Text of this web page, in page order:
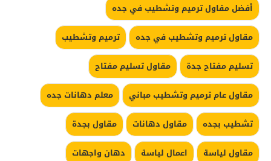
أفضل مقاول ترميم وتشطيب في جده
مقاول ترميم وتشطيب في جده
ترميم وتشطيب
تسليم مفتاح جدة
مقاول تسليم مفتاح
مقاول عام ترميم وتشطيب مباني
معلم دهانات جده
تشطيب بجده
مقاول دهانات
مقاول بجدة
مقاول لياسة
اعمال لياسة
دهان واجهات